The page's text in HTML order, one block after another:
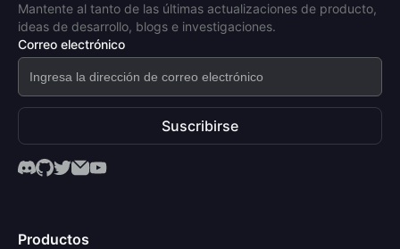
Mantente al tanto de las últimas actualizaciones de producto,
ideas de desarrollo, blogs e investigaciones.
Correo electrónico
Suscribirse
Productos